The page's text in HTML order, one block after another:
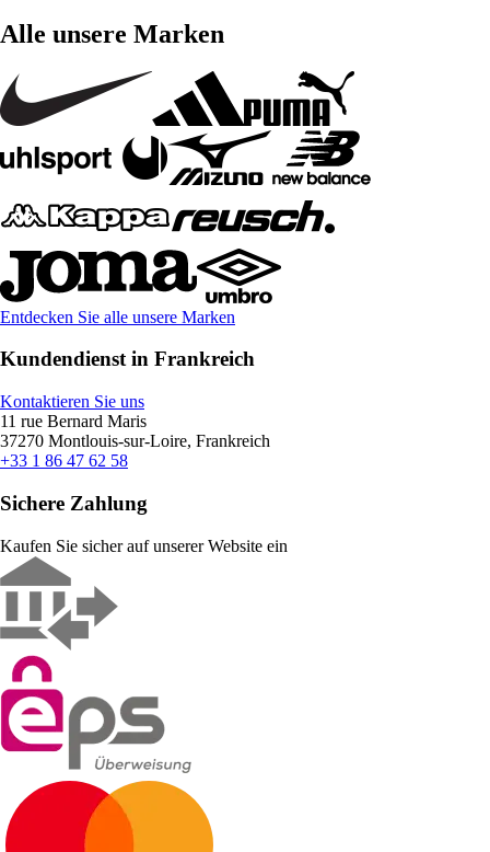
Alle unsere Marken
Entdecken Sie alle unsere Marken
Kundendienst in Frankreich
Kontaktieren Sie uns
11 rue Bernard Maris
37270 Montlouis-sur-Loire, Frankreich
+33 1 86 47 62 58
Sichere Zahlung
Kaufen Sie sicher auf unserer Website ein